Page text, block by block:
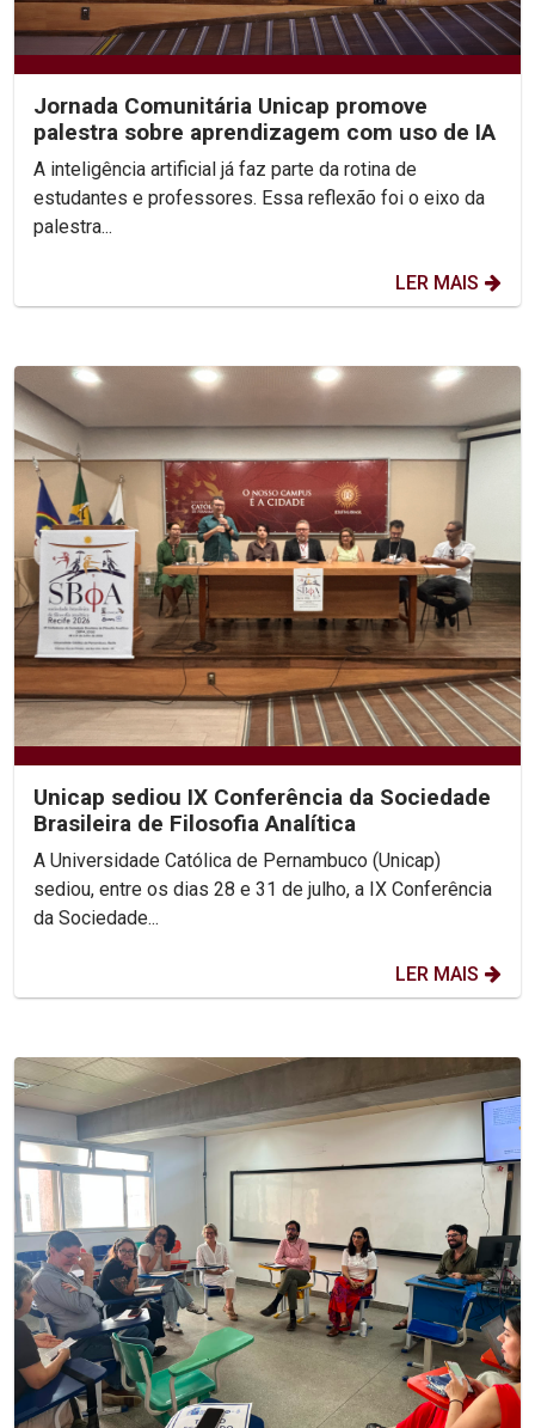
Jornada Comunitária Unicap promove
palestra sobre aprendizagem com uso de IA
A inteligência artificial já faz parte da rotina de
estudantes e professores. Essa reflexão foi o eixo da
palestra...
LER MAIS
Unicap sediou IX Conferência da Sociedade
Brasileira de Filosofia Analítica
A Universidade Católica de Pernambuco (Unicap)
sediou, entre os dias 28 e 31 de julho, a IX Conferência
da Sociedade...
LER MAIS